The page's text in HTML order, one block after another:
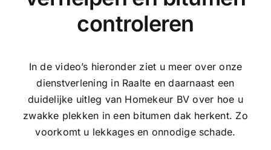
controleren
In de video’s hieronder ziet u meer over onze
dienstverlening in Raalte en daarnaast een
duidelijke uitleg van Homekeur BV over hoe u
zwakke plekken in een bitumen dak herkent. Zo
voorkomt u lekkages en onnodige schade.